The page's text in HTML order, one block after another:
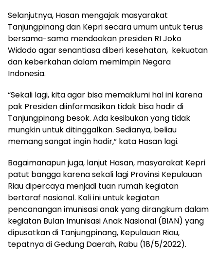
Selanjutnya, Hasan mengajak masyarakat
Tanjungpinang dan Kepri secara umum untuk terus
bersama-sama mendoakan presiden RI Joko
Widodo agar senantiasa diberi kesehatan, kekuatan
dan keberkahan dalam memimpin Negara
Indonesia.
“Sekali lagi, kita agar bisa memaklumi hal ini karena
pak Presiden diinformasikan tidak bisa hadir di
Tanjungpinang besok. Ada kesibukan yang tidak
mungkin untuk ditinggalkan. Sedianya, beliau
memang sangat ingin hadir,” kata Hasan lagi.
Bagaimanapun juga, lanjut Hasan, masyarakat Kepri
patut bangga karena sekali lagi Provinsi Kepulauan
Riau dipercaya menjadi tuan rumah kegiatan
bertaraf nasional. Kali ini untuk kegiatan
pencanangan imunisasi anak yang dirangkum dalam
kegiatan Bulan Imunisasi Anak Nasional (BIAN) yang
dipusatkan di Tanjungpinang, Kepulauan Riau,
tepatnya di Gedung Daerah, Rabu (18/5/2022).